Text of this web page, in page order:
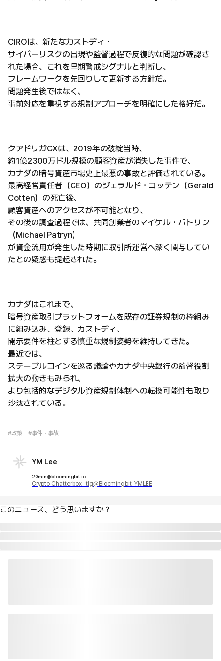
CIROは、新たなカストディ・
サイバーリスクの出現や監督過程で反復的な問題が確認さ
れた場合、これを早期警戒シグナルと判断し、
フレームワークを先回りして更新する方針だ。
問題発生後ではなく、
事前対応を重視する規制アプローチを明確にした格好だ。
クアドリガCXは、2019年の破綻当時、
約1億2300万ドル規模の顧客資産が消失した事件で、
カナダの暗号資産市場史上最悪の事故と評価されている。
最高経営責任者（CEO）のジェラルド・コッテン（Gerald
Cotten）の死亡後、
顧客資産へのアクセスが不可能となり、
その後の調査過程では、共同創業者のマイケル・パトリン
（Michael Patryn）
が資金流用が発生した時期に取引所運営へ深く関与してい
たとの疑惑も提起された。
カナダはこれまで、
暗号資産取引プラットフォームを既存の証券規制の枠組み
に組み込み、登録、カストディ、
開示要件を柱とする慎重な規制姿勢を維持してきた。
最近では、
ステーブルコインを巡る議論やカナダ中央銀行の監督役割
拡大の動きもみられ、
より包括的なデジタル資産規制体制への転換可能性も取り
沙汰されている。
#政策 #事件・事故
YM Lee
20min@bloomingbit.io
Crypto Chatterbox_ tlg@Bloomingbit_YMLEE
このニュース、どう思いますか？